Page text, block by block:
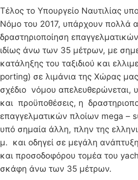
Τέλος το Υπουργείο Ναυτιλίας
Νόμο του 2017, υπάρχουν πολλά
δραστηριοποίηση
ιδίως άνω των 35 μέτρων, με
κατάληξης του ταξιδιού και
porting) σε λιμάνια της Χώρας
σχέδιο νόμου απελευθερώνεται,
και προϋποθέσεις, η
επαγγελματικών πλοίων mega –
υπό σημαία άλλη, πλην της
μ. και οδηγεί σε μεγάλη
και προσοδοφόρου τομέα του
σκάφη άνω των 35 μέτρων.